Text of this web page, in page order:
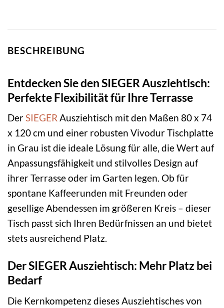
BESCHREIBUNG
Entdecken Sie den SIEGER Ausziehtisch:
Perfekte Flexibilität für Ihre Terrasse
DerSIEGER Ausziehtisch mit den Maßen 80 x 74
x 120 cm und einer robusten Vivodur Tischplatte
in Grau ist die ideale Lösung für alle, die Wert auf
Anpassungsfähigkeit und stilvolles Design auf
ihrer Terrasse oder im Garten legen. Ob für
spontane Kaffeerunden mit Freunden oder
gesellige Abendessen im größeren Kreis – dieser
Tisch passt sich Ihren Bedürfnissen an und bietet
stets ausreichend Platz.
Der SIEGER Ausziehtisch: Mehr Platz bei
Bedarf
Die Kernkompetenz dieses Ausziehtisches von